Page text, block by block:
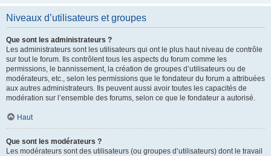
Niveaux d’utilisateurs et groupes
Que sont les administrateurs ?
Les administrateurs sont les utilisateurs qui ont le plus haut niveau de contrôle
sur tout le forum. Ils contrôlent tous les aspects du forum comme les
permissions, le bannissement, la création de groupes d’utilisateurs ou de
modérateurs, etc., selon les permissions que le fondateur du forum a attribuées
aux autres administrateurs. Ils peuvent aussi avoir toutes les capacités de
modération sur l’ensemble des forums, selon ce que le fondateur a autorisé.
Haut
Que sont les modérateurs ?
Les modérateurs sont des utilisateurs (ou groupes d’utilisateurs) dont le travail